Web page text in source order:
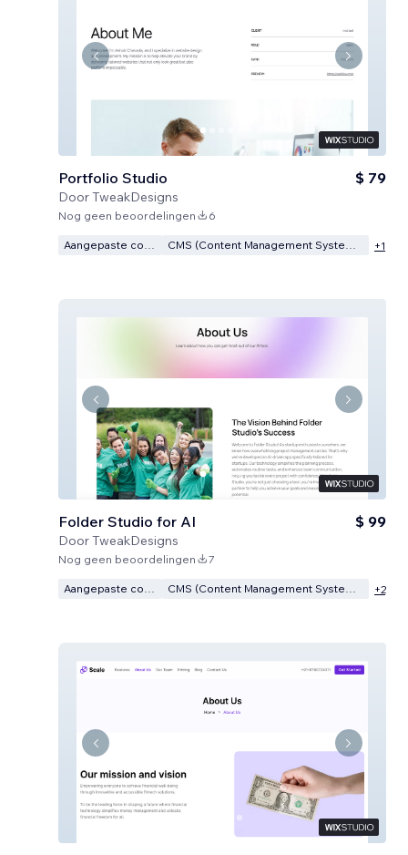
Portfolio Studio
DoorTweakDesigns
$ 79
Nog geen beoordelingen 6
Aangepaste code CMS (Content Management Systeem) +1
Folder Studio for AI
DoorTweakDesigns
$ 99
Nog geen beoordelingen 7
Aangepaste code CMS (Content Management Systeem) +2